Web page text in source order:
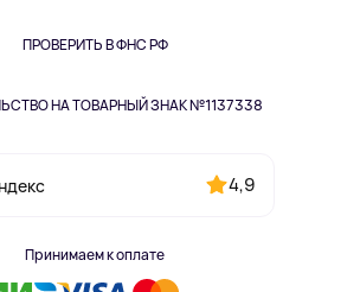
ПРОВЕРИТЬ В ФНС РФ
НА ТОВАРНЫЙ ЗНАК №1137338
4,9
Принимаем к оплате